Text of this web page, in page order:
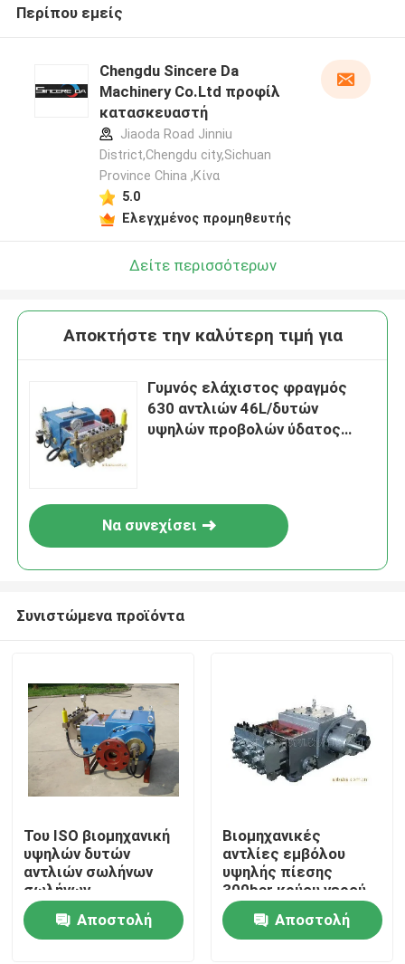
Σπίτι
Προϊόντα
Περίπου εμείς
Chengdu Sincere Da
Machinery Co.Ltd προφίλ
κατασκευαστή
Jiaoda Road Jinniu
District,Chengdu city,Sichuan
Province China ,Κίνα
5.0
Ελεγχμένος προμηθευτής
Δείτε περισσότερων
Αποκτήστε την καλύτερη τιμή για
Γυμνός ελάχιστος φραγμός
630 αντλιών 46L/δυτών
υψηλών προβολών ύδατος
Να συνεχίσει
Συνιστώμενα προϊόντα
Του ISO βιομηχανική
υψηλών δυτών
αντλιών σωλήνων
σωλήνων
καθαρίζοντας μηχανή
υπονόμων αγωγών
αεριωθούμενη
Αποστολή
Βιομηχανικές
αντλίες εμβόλου
υψηλής πίεσης
300bar κρύου νερού
για πεδία
διυλιστηρίου
Αποστολή